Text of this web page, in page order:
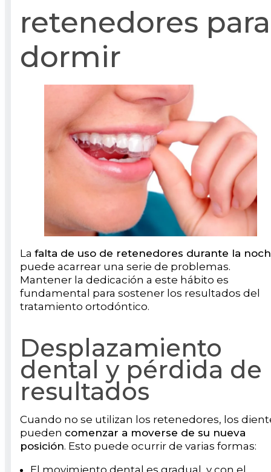
retenedores para
dormir
La falta de uso de retenedores durante la
puede acarrear una serie de problemas.
Mantener la dedicación a este hábito es
fundamental para sostener los resultados del
tratamiento ortodóntico.
Desplazamiento
dental y pérdida de
resultados
Cuando no se utilizan los retenedores, los
pueden comenzar a moverse de su nueva
posición. Esto puede ocurrir de varias formas: